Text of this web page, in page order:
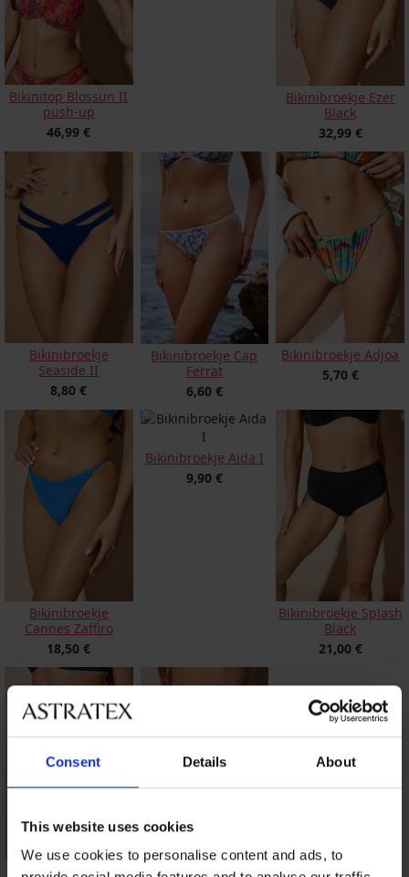
Consent Details About
This website uses cookies
We use cookies to personalise content and ads, to
Bikinitop Blossun II
push-up
46,99 €
Bikinibroekje Ezer
Black
32,99 €
Bikinibroekje
Seaside II
8,80 €
Bikinibroekje Cap
Ferrat
6,60 €
Bikinibroekje Adjoa
5,70 €
Bikinibroekje
Cannes Zaffiro
18,50 €
Bikinibroekje Aida I
9,90 €
Bikinibroekje Splash
Black
21,00 €
Bikinibroekje Ezer Bikinibroekje Honey